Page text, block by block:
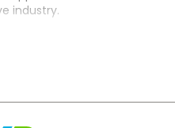
industry.